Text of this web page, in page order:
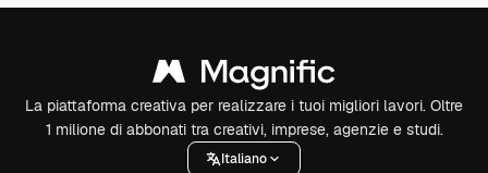
La piattaforma creativa per realizzare i tuoi migliori lavori. Oltre
1 milione di abbonati tra creativi, imprese, agenzie e studi.
Italiano